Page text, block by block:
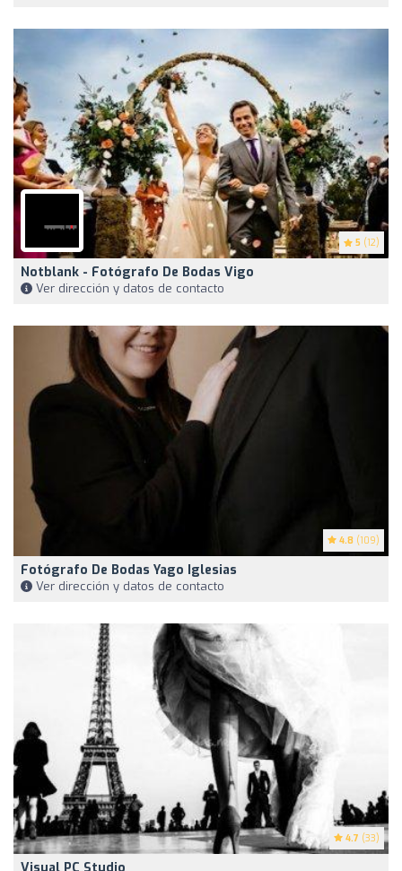
5 (12)
Notblank - Fotógrafo De Bodas Vigo
Ver dirección y datos de contacto
4.8 (109)
Fotógrafo De Bodas Yago Iglesias
Ver dirección y datos de contacto
4.7 (33)